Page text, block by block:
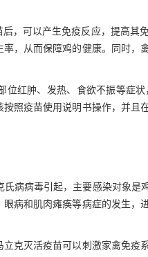
，可以产生免疫反应，提高其
，从而保障鸡的健康。同时
位红肿、发热、食欲不振等症
照疫苗使用说明书操作，并
病病毒引起，主要感染对象是
病和肌肉瘫痪等病症的发生
克灭活疫苗可以刺激家禽免